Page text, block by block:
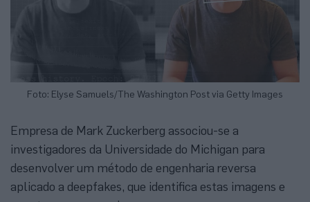
Foto: Elyse Samuels/The Washington Post via Getty Images
Empresa de Mark Zuckerberg associou-se a
investigadores da Universidade do Michigan para
desenvolver um método de engenharia reversa
aplicado a deepfakes, que identifica estas imagens e